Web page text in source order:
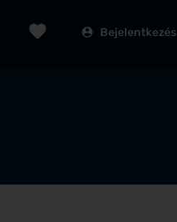
Bejelentkezés